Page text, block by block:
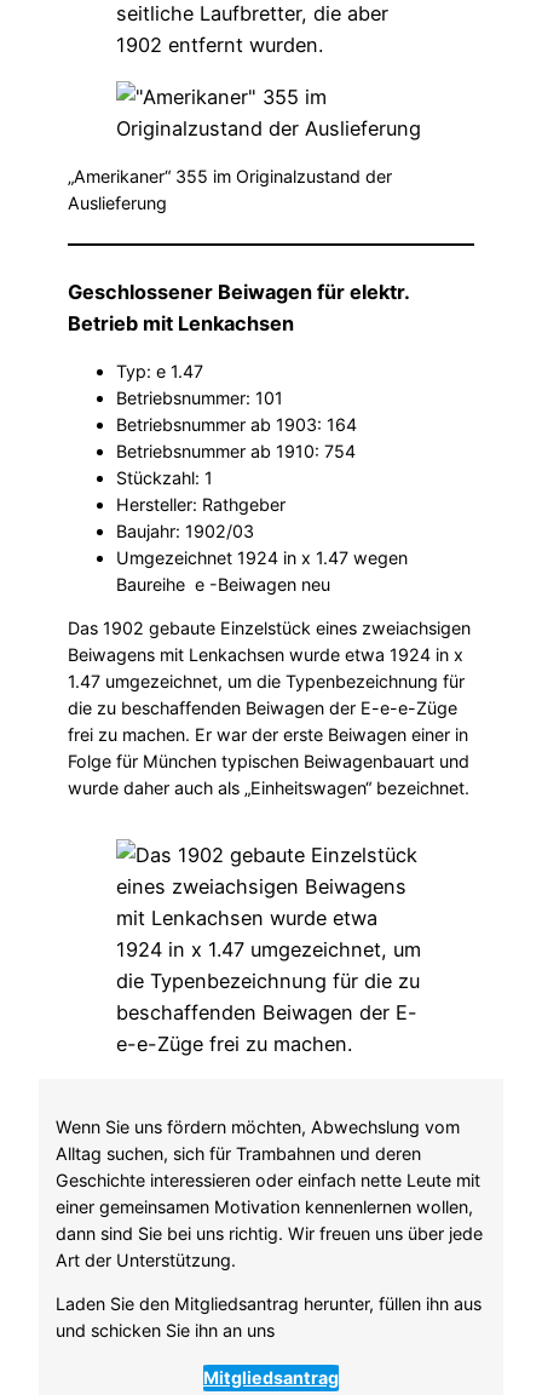
„Amerikaner“ 355 im Originalzustand der
Auslieferung
Geschlossener Beiwagen für elektr.
Betrieb mit Lenkachsen
Typ: e 1.47
Betriebsnummer: 101
Betriebsnummer ab 1903: 164
Betriebsnummer ab 1910: 754
Stückzahl: 1
Hersteller: Rathgeber
Baujahr: 1902/03
Umgezeichnet 1924 in x 1.47 wegen
Baureihe e -Beiwagen neu
​Das 1902 gebaute Einzelstück eines zweiachsigen
Beiwagens mit Lenkachsen wurde etwa 1924 in x
1.47 umgezeichnet, um die Typenbezeichnung für
die zu beschaffenden Beiwagen der E-e-e-Züge
frei zu machen. Er war der erste Beiwagen einer in
Folge für München typischen Beiwagenbauart und
wurde daher auch als „Einheitswagen“ bezeichnet.
Wenn Sie uns fördern möchten, Abwechslung vom
Alltag suchen, sich für Trambahnen und deren
Geschichte interessieren oder einfach nette Leute mit
einer gemeinsamen Motivation kennenlernen wollen,
dann sind Sie bei uns richtig. Wir freuen uns über jede
Art der Unterstützung.
Laden Sie den Mitgliedsantrag herunter, füllen ihn aus
und schicken Sie ihn an uns
Mitgliedsantrag